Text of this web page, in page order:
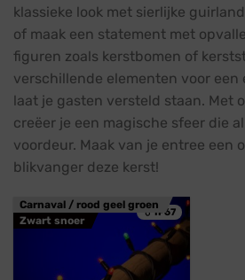
klassieke look met sierlijke
of maak een statement met
figuren zoals kerstbomen of
verschillende elementen voor
laat je gasten versteld staan. Met
creëer je een magische sfeer die
voordeur. Maak van je entree een
blikvanger deze kerst!
💧 IP67
Carnaval / rood geel groen
Zwart snoer